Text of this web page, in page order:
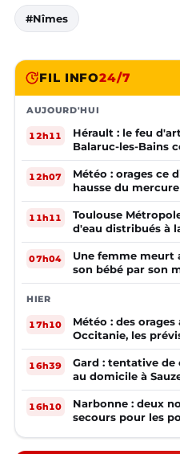
#Nîmes
FIL INFO24/7
AUJOURD'HUI
12h11
Hérault : le feu
Balaruc-les-Bains
12h07
Météo : orages ce
hausse du
11h11
Toulouse
d'eau distribués à
07h04
Une femme meurt
son bébé par son
HIER
17h10
Météo : des
Occitanie, les
16h39
Gard : tentative
au domicile à
16h10
Narbonne : deux
secours pour les